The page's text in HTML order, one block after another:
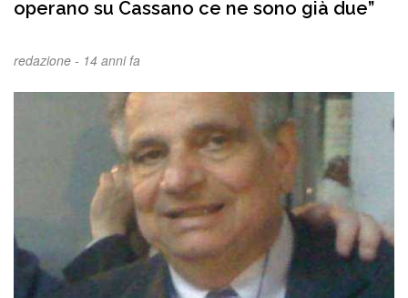
operano su Cassano ce ne sono già due”
redazione - 14 anni fa